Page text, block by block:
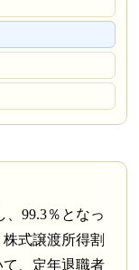
、99.3％となっ
式譲渡所得割
、定年退職者